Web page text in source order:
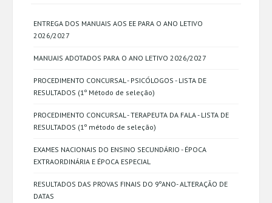
ENTREGA DOS MANUAIS AOS EE PARA O ANO LETIVO
2026/2027
MANUAIS ADOTADOS PARA O ANO LETIVO 2026/2027
PROCEDIMENTO CONCURSAL - PSICÓLOGOS - LISTA DE
RESULTADOS (1º Método de seleção)
PROCEDIMENTO CONCURSAL - TERAPEUTA DA FALA - LISTA DE
RESULTADOS (1º método de seleção)
EXAMES NACIONAIS DO ENSINO SECUNDÁRIO - ÉPOCA
EXTRAORDINÁRIA E ÉPOCA ESPECIAL
RESULTADOS DAS PROVAS FINAIS DO 9ºANO- ALTERAÇÃO DE
DATAS